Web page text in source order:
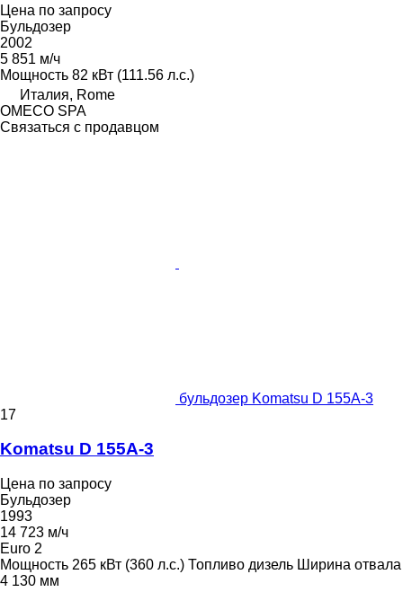
Цена по запросу
Бульдозер
2002
5 851 м/ч
Мощность 82 кВт (111.56 л.с.)
Италия, Rome
OMECO SPA
Связаться с продавцом
бульдозер Komatsu D 155A-3
17
Komatsu D 155A-3
Цена по запросу
Бульдозер
1993
14 723 м/ч
Euro 2
Мощность 265 кВт (360 л.с.) Топливо дизель Ширина отвала
4 130 мм